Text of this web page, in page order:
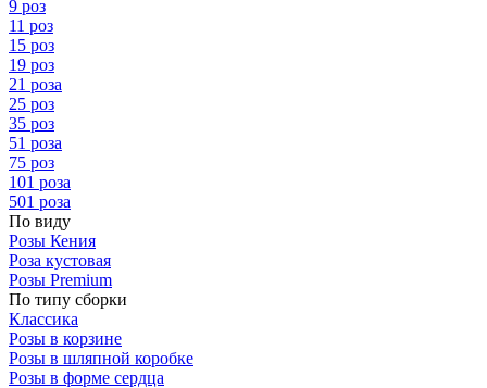
9 роз
11 роз
15 роз
19 роз
21 роза
25 роз
35 роз
51 роза
75 роз
101 роза
501 роза
По виду
Розы Кения
Роза кустовая
Розы Premium
По типу сборки
Классика
Розы в корзине
Розы в шляпной коробке
Розы в форме сердца